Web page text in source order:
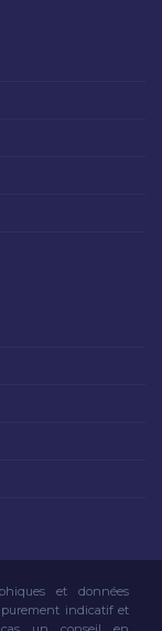
et données
indicatif et